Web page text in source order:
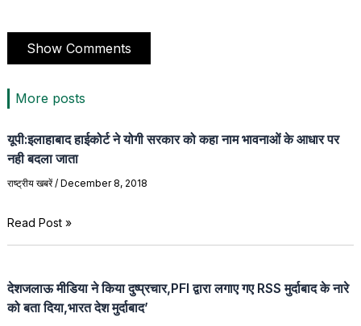
Show Comments
More posts
यूपी:इलाहाबाद हाईकोर्ट ने योगी सरकार को कहा नाम भावनाओं के आधार पर
नही बदला जाता
राष्ट्रीय खबरें/ December 8, 2018
Read Post »
देशजलाऊ मीडिया ने किया दुष्प्रचार,PFI द्वारा लगाए गए RSS मुर्दाबाद के नारे
को बता दिया,भारत देश मुर्दाबाद’